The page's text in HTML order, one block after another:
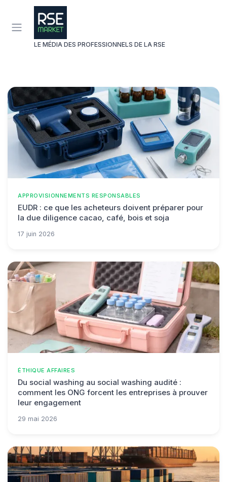
LE MÉDIA DES PROFESSIONNELS DE LA RSE
APPROVISIONNEMENTS RESPONSABLES
EUDR : ce que les acheteurs doivent préparer pour
la due diligence cacao, café, bois et soja
17 juin 2026
ÉTHIQUE AFFAIRES
Du social washing au social washing audité :
comment les ONG forcent les entreprises à prouver
leur engagement
29 mai 2026
Panneau de gestion des cookies